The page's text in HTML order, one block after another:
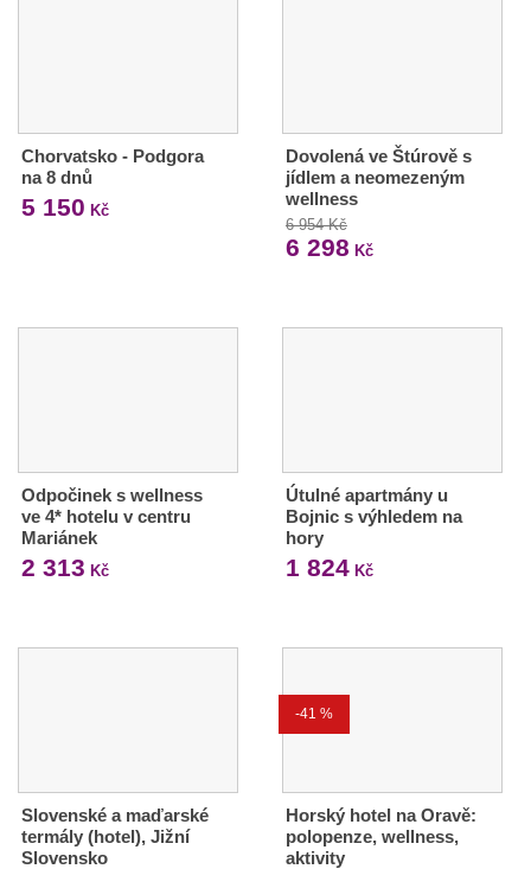
Chorvatsko - Podgora
na 8 dnů
5 150 Kč
Dovolená ve Štúrově s
jídlem a neomezeným
wellness
6 954 Kč
6 298 Kč
Odpočinek s wellness
ve 4* hotelu v centru
Mariánek
2 313 Kč
Útulné apartmány u
Bojnic s výhledem na
hory
1 824Kč
Slovenské a maďarské
termály (hotel), Jižní
Slovensko
-41 %
Horský hotel na Oravě:
polopenze, wellness,
aktivity